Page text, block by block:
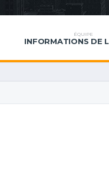
ÉQUIPE
INFORMATIONS DE